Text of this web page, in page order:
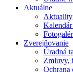
Aktuálne
Aktuality
Zverejňovanie
Úradná
Zmluvy,
Ochrana